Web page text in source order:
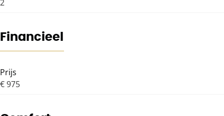
2
Financieel
Prijs
€ 975